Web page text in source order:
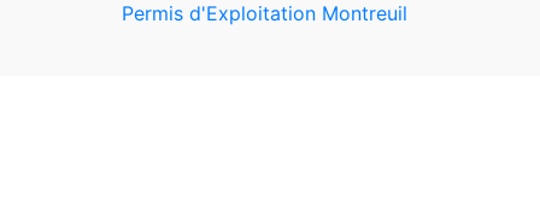
Permis d'Exploitation Montreuil